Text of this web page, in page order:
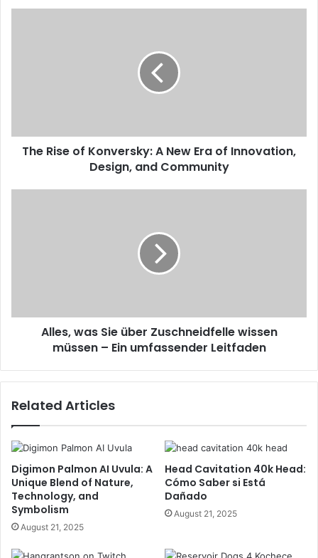
The Rise of Konversky: A New Era of Innovation,
Design, and Community
Alles, was Sie über Zuschneidfelle wissen
müssen – Ein umfassender Leitfaden
Related Articles
Digimon Palmon AI Uvula: A
Unique Blend of Nature,
Technology, and
Symbolism
August 21, 2025
Head Cavitation 40k Head:
Cómo Saber si Está
Dañado
August 21, 2025